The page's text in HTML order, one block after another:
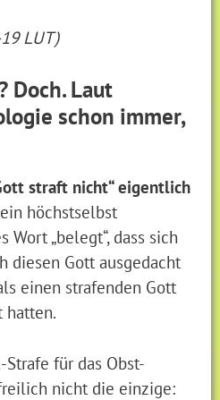
LUT)
Doch. Laut
schon immer,
straft nicht“ eigentlich
höchstselbst
Wort „belegt“, dass sich
diesen Gott ausgedacht
einen strafenden Gott
hatten.
für das Obst-
nicht die einzige: